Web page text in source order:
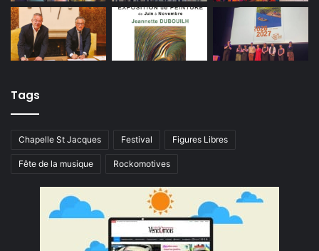
Tags
Chapelle St Jacques Festival Figures Libres
Fête de la musique Rockomotives